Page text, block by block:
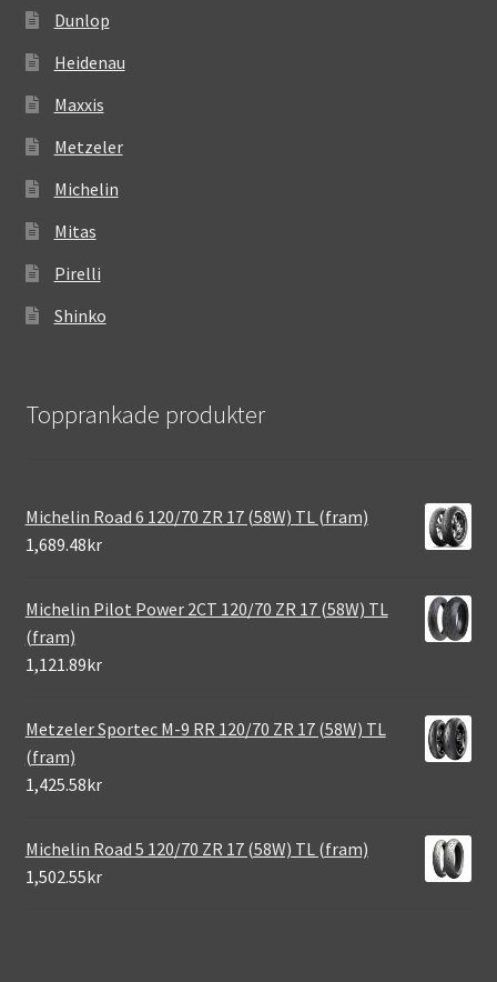
Dunlop
Heidenau
Maxxis
Metzeler
Michelin
Mitas
Pirelli
Shinko
Topprankade produkter
Michelin Road 6 120/70 ZR 17 (58W) TL (fram)
1,689.48kr
Michelin Pilot Power 2CT 120/70 ZR 17 (58W) TL
(fram)
1,121.89kr
Metzeler Sportec M-9 RR 120/70 ZR 17 (58W) TL
(fram)
1,425.58kr
Michelin Road 5 120/70 ZR 17 (58W) TL (fram)
1,502.55kr